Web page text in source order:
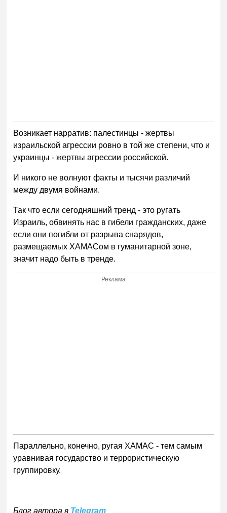
Возникает нарратив: палестинцы - жертвы
израильской агрессии ровно в той же степени, что и
украинцы - жертвы агрессии российской.
И никого не волнуют факты и тысячи различий
между двумя войнами.
Так что если сегодняшний тренд - это ругать
Израиль, обвинять нас в гибели гражданских, даже
если они погибли от разрыва снарядов,
размещаемых ХАМАСом в гуманитарной зоне,
значит надо быть в тренде.
Реклама
Параллельно, конечно, ругая ХАМАС - тем самым
уравнивая государство и террористическую
группировку.
Блог автора в Telegram